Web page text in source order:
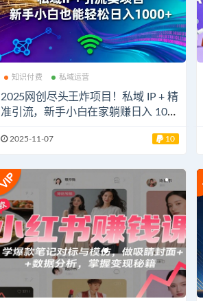
知识付费 私域运营
2025网创尽头王炸项目！私域 IP + 精
准引流，新手小白在家躺赚日入 100
2025-11-07 10